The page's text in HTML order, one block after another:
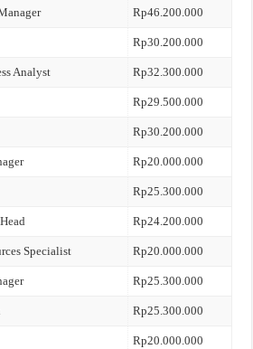
Rp46.200.000
Rp30.200.000
Analyst Rp32.300.000
Rp29.500.000
Rp30.200.000
Rp20.000.000
Rp25.300.000
Rp24.200.000
Specialist Rp20.000.000
Rp25.300.000
Rp25.300.000
Rp20.000.000